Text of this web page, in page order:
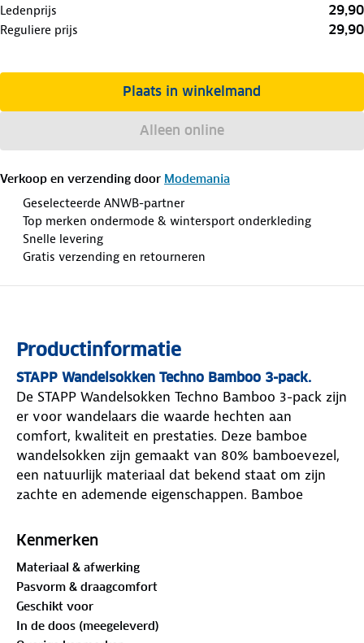
Ledenprijs 29,90
Reguliere prijs 29,90
Plaats in winkelmand
Alleen online
Verkoop en verzending door Modemania
Geselecteerde ANWB-partner
Top merken ondermode & wintersport onderkleding
Snelle levering
Gratis verzending en retourneren
Productinformatie
STAPP Wandelsokken Techno Bamboo 3-pack.
De STAPP Wandelsokken Techno Bamboo 3-pack zijn
er voor wandelaars die waarde hechten aan
comfort, kwaliteit en prestaties. Deze bamboe
wandelsokken zijn gemaakt van 80% bamboevezel,
een natuurlijk materiaal dat bekend staat om zijn
zachte en ademende eigenschappen. Bamboe
ervoor zorgt dat je voeten droog en fris blijven,
outdooractiviteiten. De natuurlijke antibacteriële
werking van bamboe voorkomt de opbouw van
nare geurtjes en draagt bij aan een langdurig fris
gevoel.Dankzij de badstofvoering bieden deze
Kenmerken
Materiaal & afwerking
Pasvorm & draagcomfort
Geschikt voor
In de doos (meegeleverd)